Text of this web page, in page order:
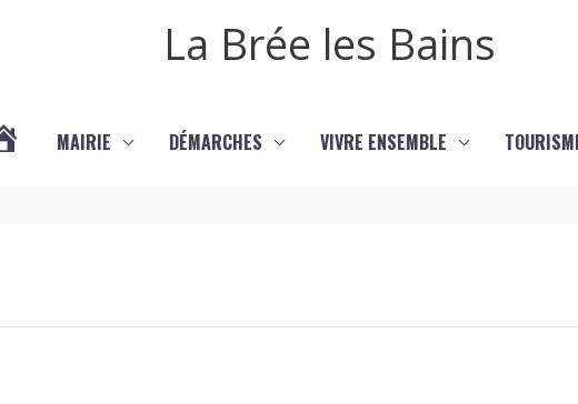
La Brée les Bains
MAIRIE DÉMARCHES VIVRE ENSEMBLE